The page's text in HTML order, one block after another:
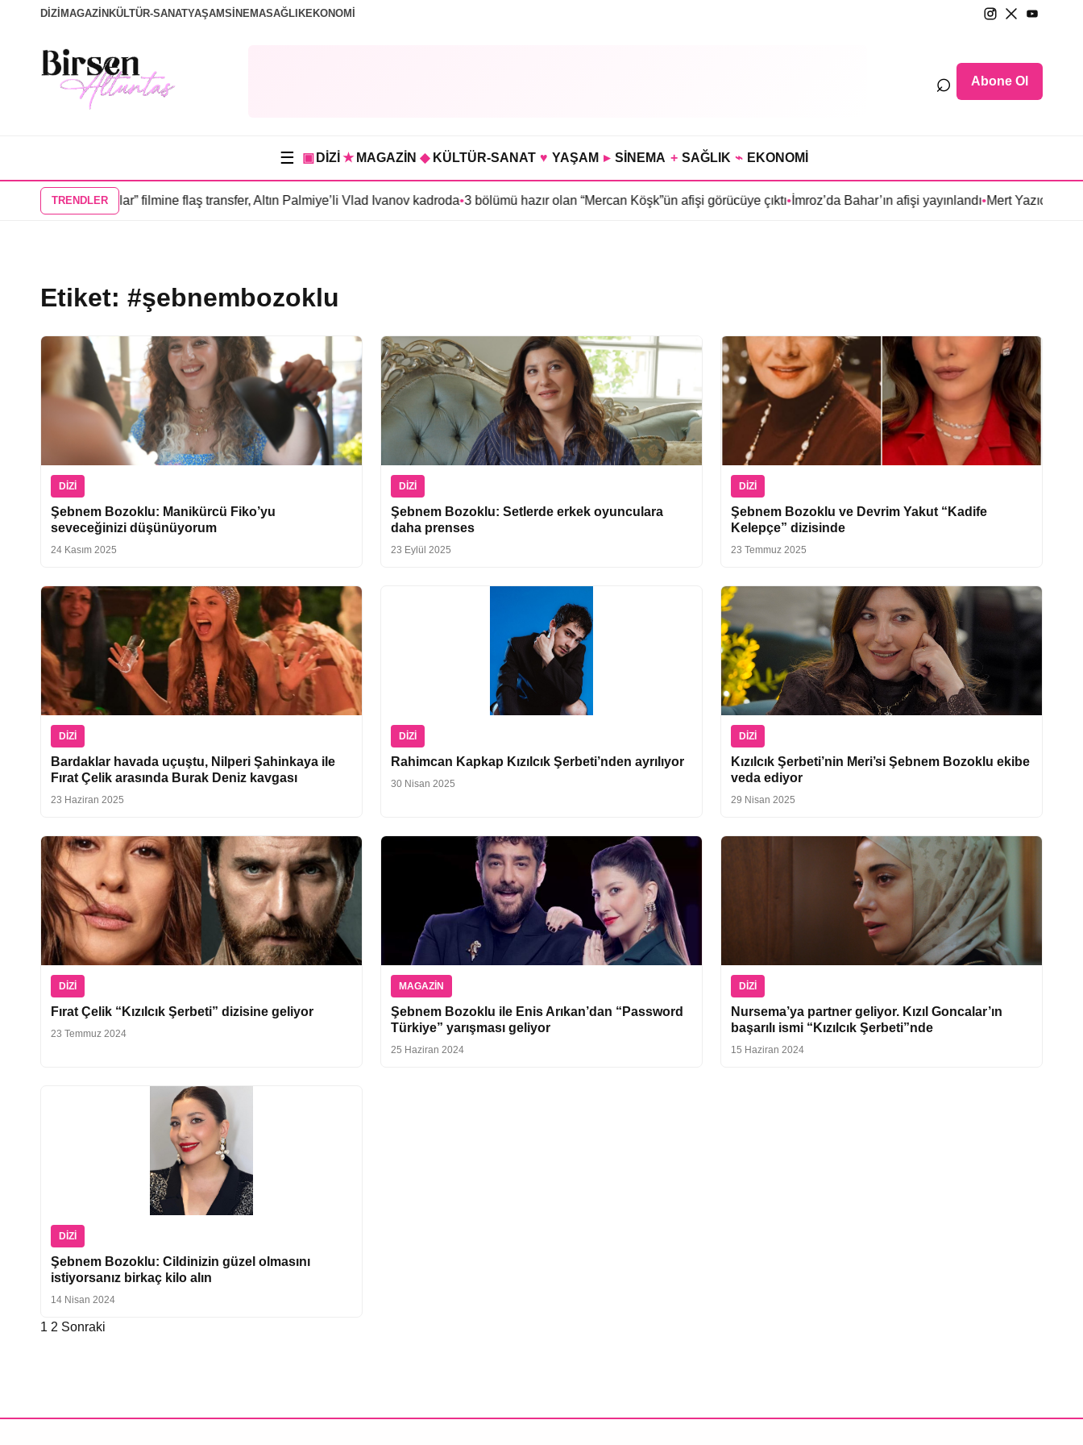
DİZİ MAGAZİN KÜLTÜR-SANATYAŞAMSİNEMASAĞLIKEKONOMİ
⌕ Abone Ol
☰ ▣ DİZİ ★ MAGAZİN ◆ KÜLTÜR-SANAT ♥ YAŞAM ▸ SİNEMA + SAĞLIK ⌁ EKONOMİ
TRENDLER
“Sevdiğim İnsanlar” filmine flaş transfer, Altın Palmiye’li Vlad Ivanov kadroda•3 bölümü hazır olan “Mercan Köşk”ün afişi görücüye çıktı•İmroz’da Bahar’ın afişi yayınlandı •Mert
Etiket: #şebnembozoklu
DIZI
Şebnem Bozoklu: Manikürcü Fiko’yu
seveceğinizi düşünüyorum
24 Kasım 2025
DIZI
Şebnem Bozoklu: Setlerde erkek oyunculara
daha prenses
23 Eylül 2025
DIZI
Şebnem Bozoklu ve Devrim Yakut “Kadife
Kelepçe” dizisinde
23 Temmuz 2025
DIZI
Bardaklar havada uçuştu, Nilperi Şahinkaya ile
Fırat Çelik arasında Burak Deniz kavgası
23 Haziran 2025
DIZI
Rahimcan Kapkap Kızılcık Şerbeti’nden ayrılıyor
30 Nisan 2025
DIZI
Kızılcık Şerbeti’nin Meri’si Şebnem Bozoklu ekibe
veda ediyor
29 Nisan 2025
DIZI
Fırat Çelik “Kızılcık Şerbeti” dizisine geliyor
23 Temmuz 2024
MAGAZIN
Şebnem Bozoklu ile Enis Arıkan’dan “Password
Türkiye” yarışması geliyor
25 Haziran 2024
DIZI
Nursema’ya partner geliyor. Kızıl Goncalar’ın
başarılı ismi “Kızılcık Şerbeti”nde
15 Haziran 2024
DIZI
Şebnem Bozoklu: Cildinizin güzel olmasını
istiyorsanız birkaç kilo alın
14 Nisan 2024
Yazı
1 2 Sonraki